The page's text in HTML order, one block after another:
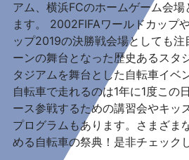
アム、横浜FCのホームゲーム会
ます。 2002FIFAワールドカップ
ップ2019の決勝戦会場としても
ーンの舞台となった歴史あるスタ
タジアムを舞台とした自転車イベ
自転車で走れるのは1年に1度この
ース参戦するための講習会やキッ
プログラムもあります。さまざま
める自転車の祭典！是非チェック